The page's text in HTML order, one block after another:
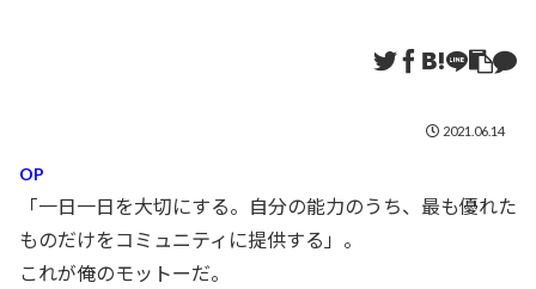
2021.06.14
OP
「一日一日を大切にする。自分の能力のうち、最も優れた
ものだけをコミュニティに提供する」。
これが俺のモットーだ。